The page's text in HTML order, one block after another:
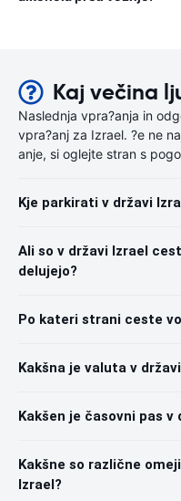
Kaj večina
Naslednja vpra?anja in
vpra?anj za Izrael. ?e ne
anje, si oglejte stran s
Kje parkirati v državi
Ali so v državi Izrael
delujejo?
Po kateri strani ceste
Kakšna je valuta v
Kakšen je časovni pas v
Kakšne so različne
Izrael?